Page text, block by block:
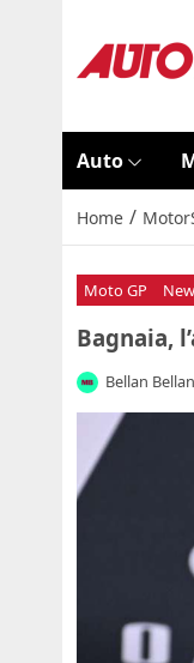
Auto
Home /
Moto GP
Bagnaia,
Bellan Bellan